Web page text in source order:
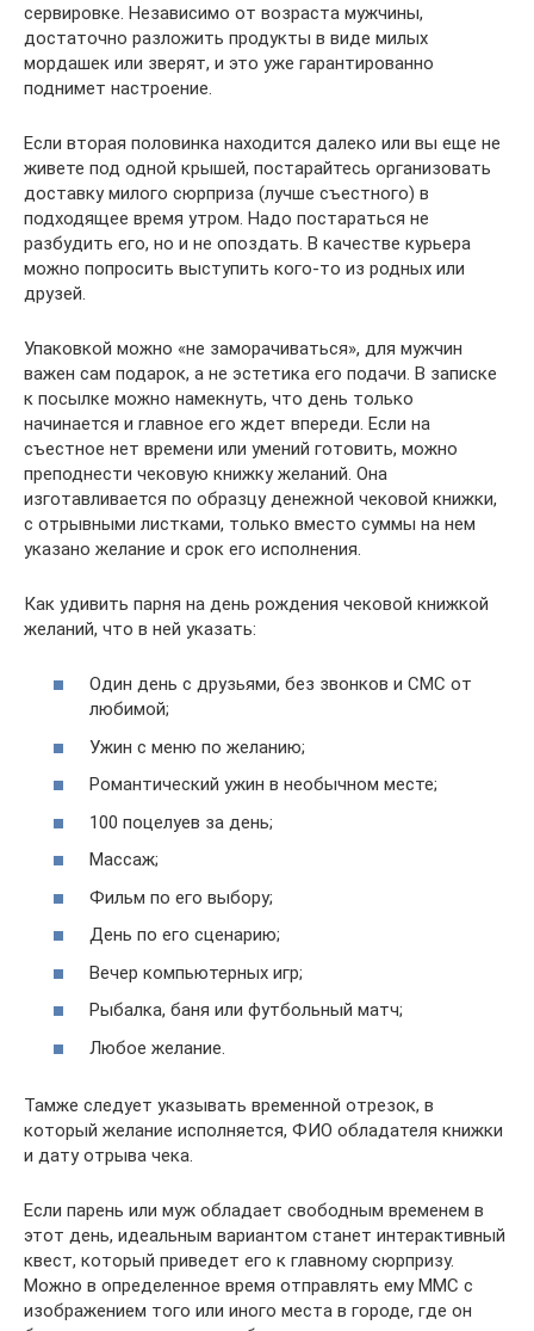
сервировке. Независимо от возраста мужчины,
достаточно разложить продукты в виде милых
мордашек или зверят, и это уже гарантированно
поднимет настроение.
Если вторая половинка находится далеко или вы еще не
живете под одной крышей, постарайтесь организовать
доставку милого сюрприза (лучше съестного) в
подходящее время утром. Надо постараться не
разбудить его, но и не опоздать. В качестве курьера
можно попросить выступить кого-то из родных или
друзей.
Упаковкой можно «не заморачиваться», для мужчин
важен сам подарок, а не эстетика его подачи. В записке
к посылке можно намекнуть, что день только
начинается и главное его ждет впереди. Если на
съестное нет времени или умений готовить, можно
преподнести чековую книжку желаний. Она
изготавливается по образцу денежной чековой книжки,
с отрывными листками, только вместо суммы на нем
указано желание и срок его исполнения.
Как удивить парня на день рождения чековой книжкой
желаний, что в ней указать:
Один день с друзьями, без звонков и СМС от
любимой;
Ужин с меню по желанию;
Романтический ужин в необычном месте;
100 поцелуев за день;
Массаж;
Фильм по его выбору;
День по его сценарию;
Вечер компьютерных игр;
Рыбалка, баня или футбольный матч;
Любое желание.
Тамже следует указывать временной отрезок, в
который желание исполняется, ФИО обладателя книжки
и дату отрыва чека.
Если парень или муж обладает свободным временем в
этот день, идеальным вариантом станет интерактивный
квест, который приведет его к главному сюрпризу.
Можно в определенное время отправлять ему ММС с
изображением того или иного места в городе, где он